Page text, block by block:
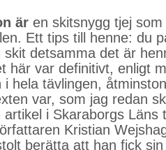
är en skitsnygg tjej
Ett tips till henne: du
detsamma det är
här var definitivt, enligt
i hela tävlingen,
var, som jag redan
i Skaraborgs Läns
Kristian
berätta att han fick